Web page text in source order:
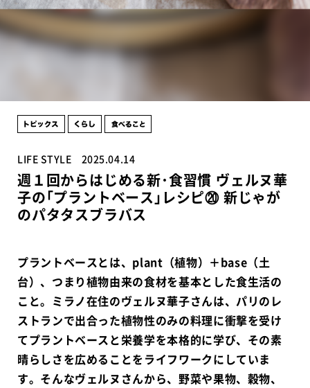
LIFE STYLE 2025.04.14
週１回からはじめる新･食習慣 ヴェルヌ華
子の｢プラントベース｣レシピ⑳ 新じゃが
のパタタスブラバス
プラントベースとは、plant（植物）＋base（土
台）、つまり植物由来の食材を基本とした食生活の
こと。ミラノ在住のヴェルヌ華子さんは、パリのレ
ストランで出合った植物性のみの料理に衝撃を受け
てプラントベースと栄養学を本格的に学び、その素
晴らしさを広めることをライフワークにしていま
す。そんなヴェルヌさんから、野菜や果物、穀物、